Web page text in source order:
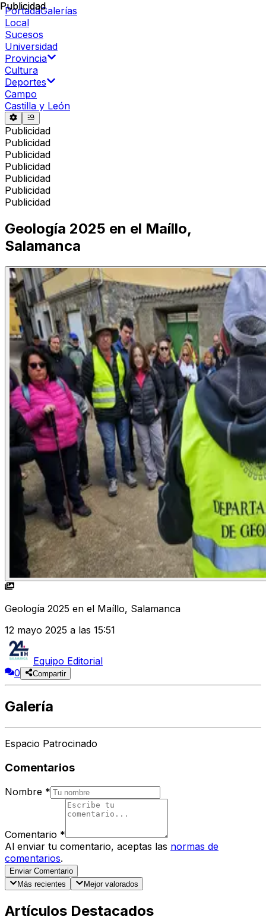
PortadaGalerías
Local
Sucesos
Universidad
Provincia
Cultura
Deportes
Campo
Castilla y León
Publicidad
Publicidad
Publicidad
Publicidad
Publicidad
Publicidad
Publicidad
Publicidad
Geología 2025 en el Maíllo,
Salamanca
Geología 2025 en el Maíllo, Salamanca
12 mayo 2025 a las 15:51
Equipo Editorial
0
Compartir
Galería
Espacio Patrocinado
Comentarios
Nombre *
Comentario *
Al enviar tu comentario, aceptas las normas de
comentarios.
Enviar Comentario
Más recientes
Mejor valorados
Artículos Destacados
Publicidad